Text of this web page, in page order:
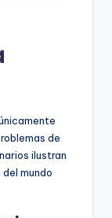
de
ilustran
mundo